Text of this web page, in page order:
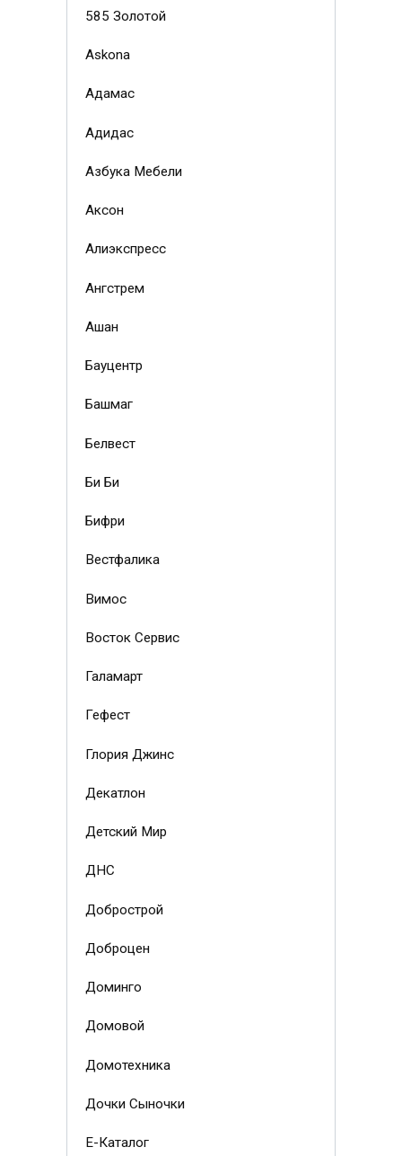
585 Золотой
Askona
Адамас
Адидас
Азбука Мебели
Аксон
Алиэкспресс
Ангстрем
Ашан
Бауцентр
Башмаг
Белвест
Би Би
Бифри
Вестфалика
Вимос
Восток Сервис
Галамарт
Гефест
Глория Джинс
Декатлон
Детский Мир
ДНС
Добрострой
Доброцен
Доминго
Домовой
Домотехника
Дочки Сыночки
Е-Каталог